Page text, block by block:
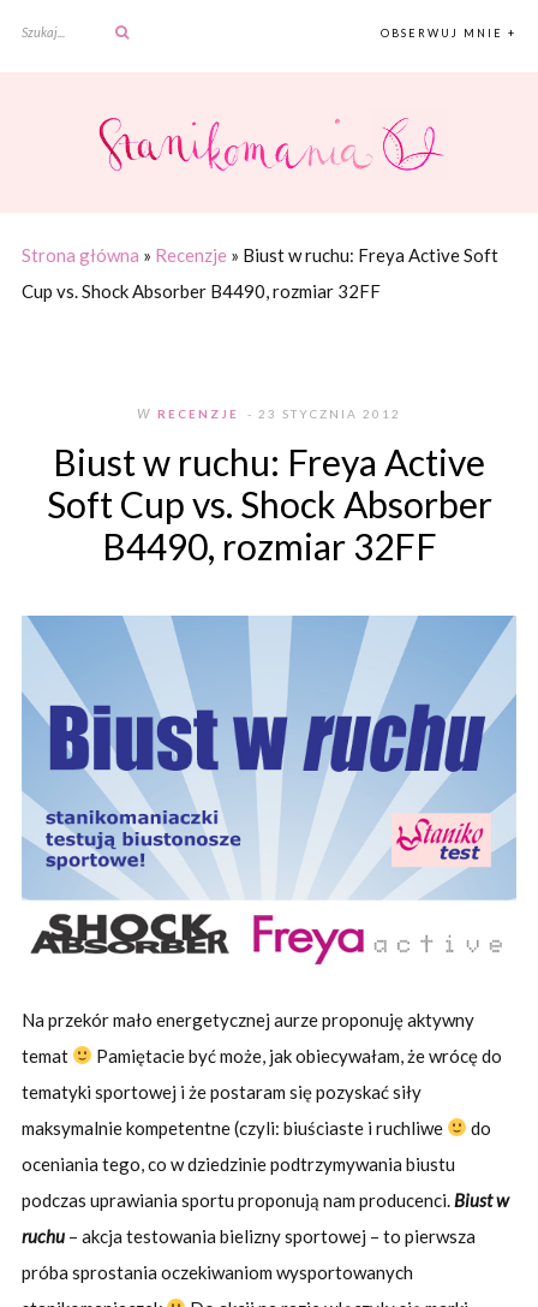
OBSERWUJ MNIE +
Strona główna » Recenzje » Biust w ruchu: Freya Active Soft
Cup vs. Shock Absorber B4490, rozmiar 32FF
W RECENZJE - 23 STYCZNIA 2012
Biust w ruchu: Freya Active
Soft Cup vs. Shock Absorber
B4490, rozmiar 32FF
Na przekór mało energetycznej aurze proponuję aktywny
temat
Pamiętacie być może, jak obiecywałam, że wrócę do
tematyki sportowej i że postaram się pozyskać siły
maksymalnie kompetentne (czyli: biuściaste i ruchliwe
do
oceniania tego, co w dziedzinie podtrzymywania biustu
podczas uprawiania sportu proponują nam producenci.Biust w
ruchu– akcja testowania bielizny sportowej – to pierwsza
próba sprostania oczekiwaniom wysportowanych